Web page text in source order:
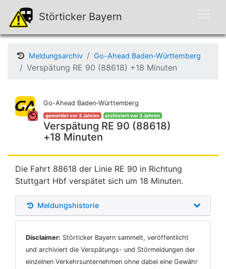
Störticker Bayern
Meldungsarchiv Go-Ahead Baden-Württemberg
Verspätung RE 90 (88618) +18 Minuten
Go-Ahead Baden-Württemberg
gemeldet vor 3 Jahren archiviert vor 3 Jahren
Verspätung RE 90 (88618)
+18 Minuten
Die Fahrt 88618 der Linie RE 90 in Richtung
Stuttgart Hbf verspätet sich um 18 Minuten.
Meldungshistorie
Disclaimer: Störticker Bayern sammelt, veröffentlicht
und archiviert die Verspätungs- und Störmeldungen der
einzelnen Verkehrsunternehmen ohne dabei eine Gewähr